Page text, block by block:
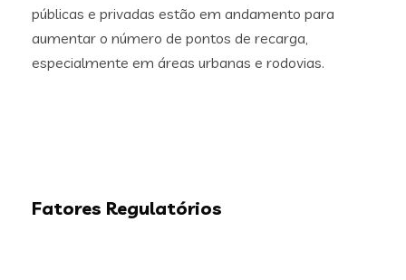
públicas e privadas estão em andamento para
aumentar o número de pontos de recarga,
especialmente em áreas urbanas e rodovias.
Fatores Regulatórios